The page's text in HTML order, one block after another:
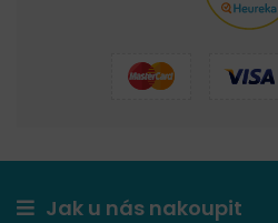
Jak u nás nakoupit